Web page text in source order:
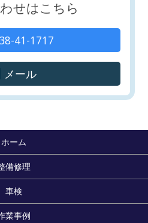
せはこちら
41-1717
メール
ホーム
備修理
車検
業事例